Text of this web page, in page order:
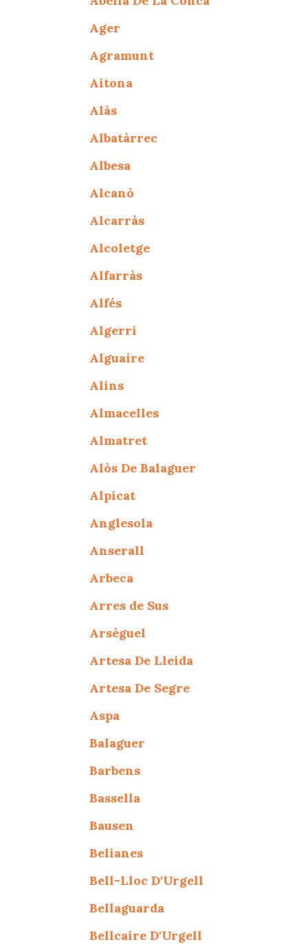
Ager
Agramunt
Aitona
Alàs
Albatàrrec
Albesa
Alcanó
Alcarràs
Alcoletge
Alfarràs
Alfés
Algerri
Alguaire
Alins
Almacelles
Almatret
Alòs De Balaguer
Alpicat
Anglesola
Anserall
Arbeca
Arres de Sus
Arsèguel
Artesa De Lleida
Artesa De Segre
Aspa
Balaguer
Barbens
Bassella
Bausen
Belianes
Bell-Lloc D'Urgell
Bellaguarda
Bellcaire D'Urgell